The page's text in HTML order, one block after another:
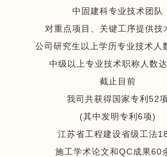
中固建科专业技术团队
对重点项目、关键工序提供技
公司研究生以上学历专业技术人
中级以上专业技术职称人数
截止目前
我司共获得国家专利52
(其中发明专利6项)
江苏省工程建设省级工法
施工学术论文和QC成果60